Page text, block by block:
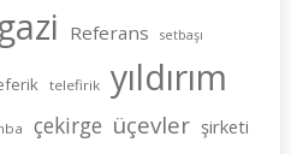
Referans setbaşı
telefirik yıldırım
çekirge üçevler şirketi